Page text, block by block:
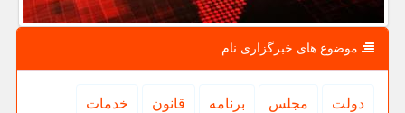
موضوع های خبرگزاری نام
دولت مجلس برنامه قانون خدمات